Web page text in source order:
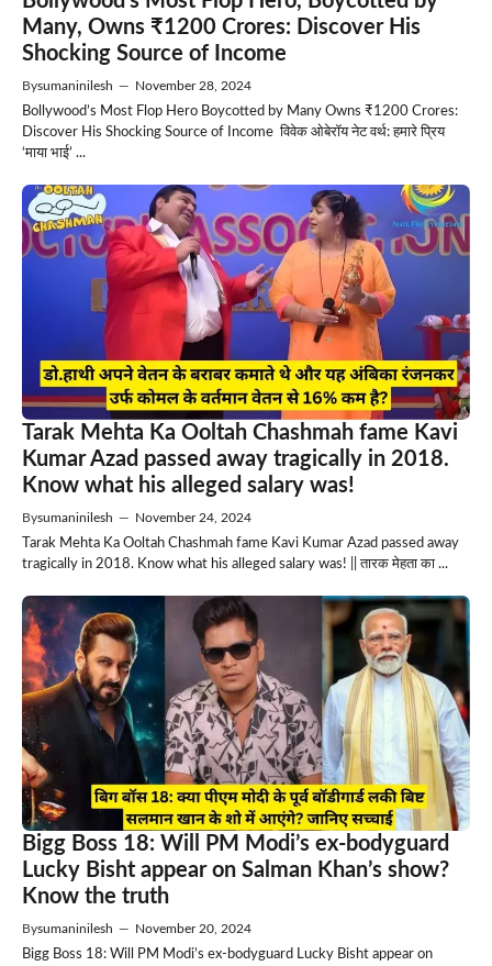
Many, Owns ₹1200 Crores: Discover His
Shocking Source of Income
Bysumaninilesh — November 28, 2024
Bollywood’s Most Flop Hero Boycotted by Many Owns ₹1200 Crores:
Discover His Shocking Source of Income विवेक ओबेरॉय नेट वर्थ: हमारे प्रिय
‘माया भाई’ ...
Tarak Mehta Ka Ooltah Chashmah fame Kavi
Kumar Azad passed away tragically in 2018.
Know what his alleged salary was!
Bysumaninilesh — November 24, 2024
Tarak Mehta Ka Ooltah Chashmah fame Kavi Kumar Azad passed away
tragically in 2018. Know what his alleged salary was! || तारक मेहता का ...
Bigg Boss 18: Will PM Modi’s ex-bodyguard
Lucky Bisht appear on Salman Khan’s show?
Know the truth
Bysumaninilesh — November 20, 2024
Bigg Boss 18: Will PM Modi’s ex-bodyguard Lucky Bisht appear on